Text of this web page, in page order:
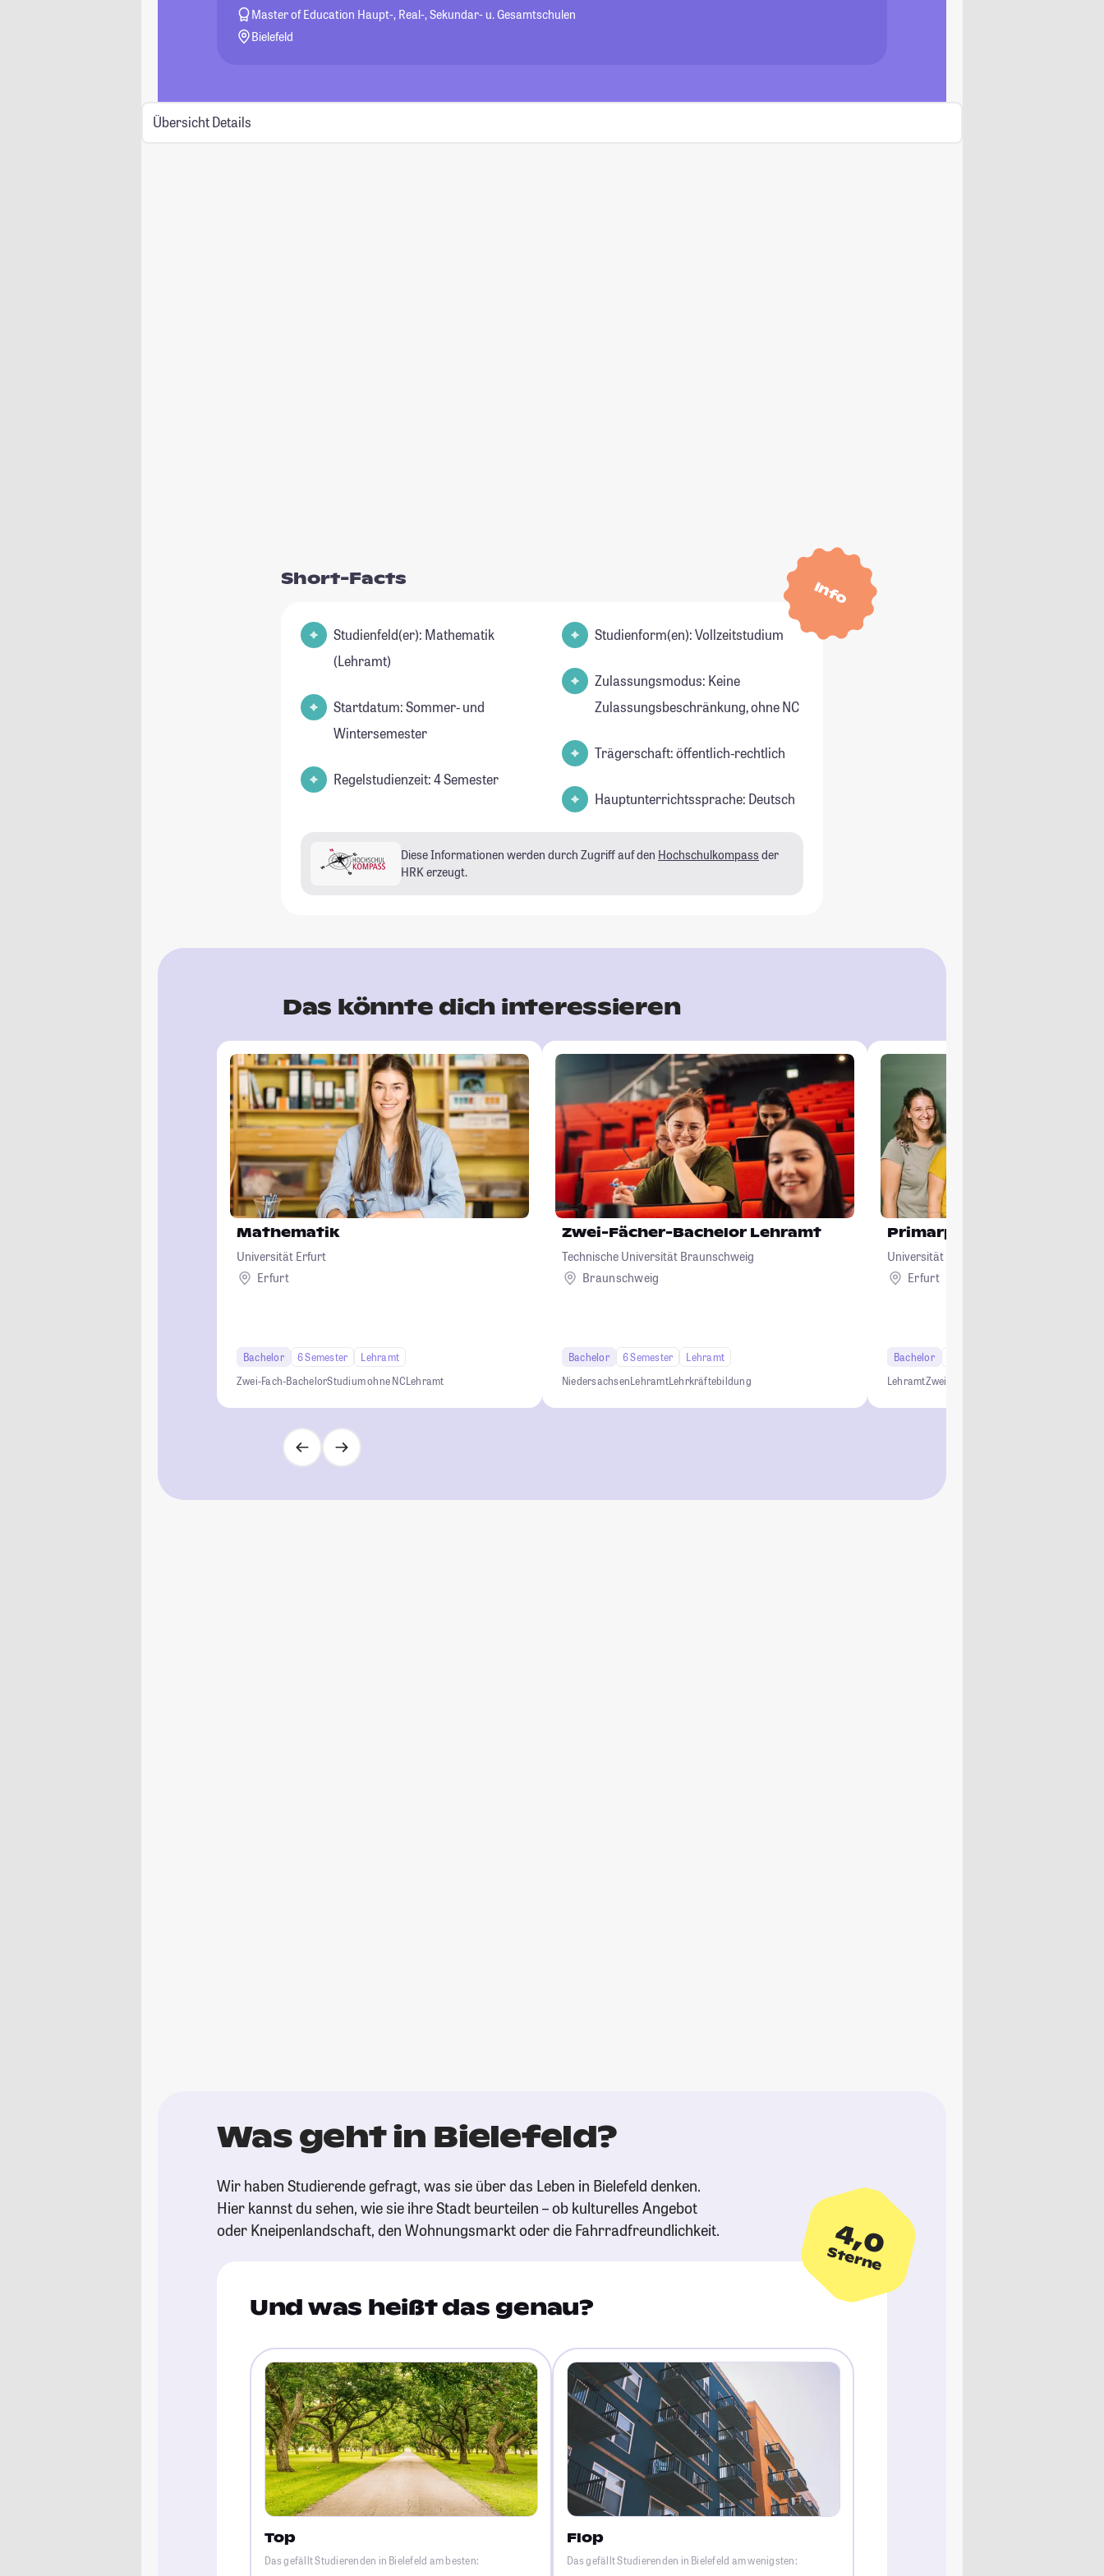
Master of Education Haupt-, Real-, Sekundar- u. Gesamtschulen
Bielefeld
Übersicht Details
Info
Short-Facts
Studienfeld(er): Mathematik
(Lehramt)
Startdatum: Sommer- und
Wintersemester
Regelstudienzeit: 4 Semester
Studienform(en): Vollzeitstudium
Zulassungsmodus: Keine
Zulassungsbeschränkung, ohne NC
Trägerschaft: öffentlich-rechtlich
Hauptunterrichtssprache: Deutsch
Diese Informationen werden durch Zugriff auf den Hochschulkompass der
HRK erzeugt.
Das könnte dich interessieren
Mathematik
Universität Erfurt
Erfurt
Bachelor 6 Semester
Lehramt
Zwei-Fach-BachelorStudium ohne NCLehramt
Zwei-Fächer-Bachelor Lehramt
Technische Universität Braunschweig
Braunschweig
Bachelor 6 Semester
Lehramt
NiedersachsenLehramtLehrkräftebildung
Primarpädagogik
Universität Erfurt
Erfurt
Bachelor
LehramtZwei-Fach-Bachelor
Was geht in Bielefeld?
Wir haben Studierende gefragt, was sie über das Leben in Bielefeld denken.
Hier kannst du sehen, wie sie ihre Stadt beurteilen – ob kulturelles Angebot
oder Kneipenlandschaft, den Wohnungsmarkt oder die Fahrradfreundlichkeit.
4,0
Sterne
Und was heißt das genau?
Top
Das gefällt Studierenden in Bielefeld am besten:
Flop
Das gefällt Studierenden in Bielefeld am wenigsten: